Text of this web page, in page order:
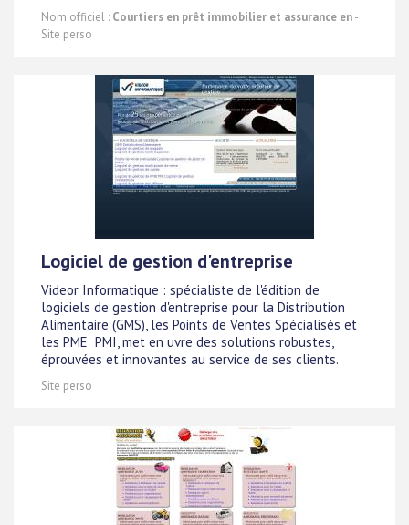
Nom officiel : Courtiers en prêt immobilier et assurance en-
Site perso
Logiciel de gestion d'entreprise
Videor Informatique : spécialiste de l'édition de
logiciels de gestion d'entreprise pour la Distribution
Alimentaire (GMS), les Points de Ventes Spécialisés et
les PME  PMI, met en uvre des solutions robustes,
éprouvées et innovantes au service de ses clients.
Site perso